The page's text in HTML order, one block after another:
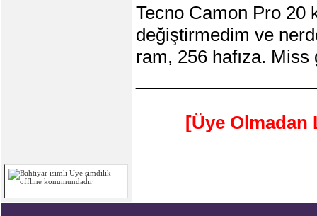
Tecno Camon Pro 20
değiştirmedim ve
ram, 256 hafıza. Miss
[Üye